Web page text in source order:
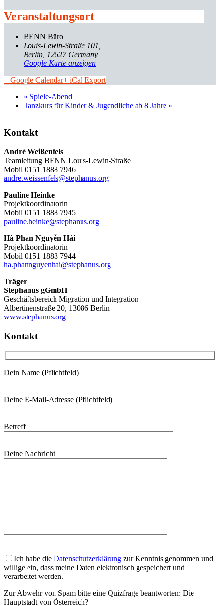
Veranstaltungsort
BENN Büro
Louis-Lewin-Straße 101
Berlin, 12627 Germany
Google Karte anzeigen
+ Google Calendar+ iCal Export
« Spiele-Abend
Tanzkurs für Kinder & Jugendliche ab 8 Jahre »
Kontakt
André Weißenfels
Teamleitung BENN Louis-Lewin-Straße
Mobil 0151 1888 7946
andre.weissenfels@stephanus.org
Pauline Heinke
Projektkoordinatorin
Mobil 0151 1888 7945
pauline.heinke@stephanus.org
Hà Phan Nguyễn Hải
Projektkoordinatorin
Mobil 0151 1888 7944
ha.phannguyenhai@stephanus.org
Träger
Stephanus gGmbH
Geschäftsbereich Migration und Integration
Albertinenstraße 20, 13086 Berlin
www.stephanus.org
Kontakt
Dein Name (Pflichtfeld)
Deine E-Mail-Adresse (Pflichtfeld)
Betreff
Deine Nachricht
Ich habe die Datenschutzerklärung zur Kenntnis genommen und
willige ein, dass meine Daten elektronisch gespeichert und
verarbeitet werden.
Zur Abwehr von Spam bitte eine Quizfrage beantworten: Die
Hauptstadt von Österreich?